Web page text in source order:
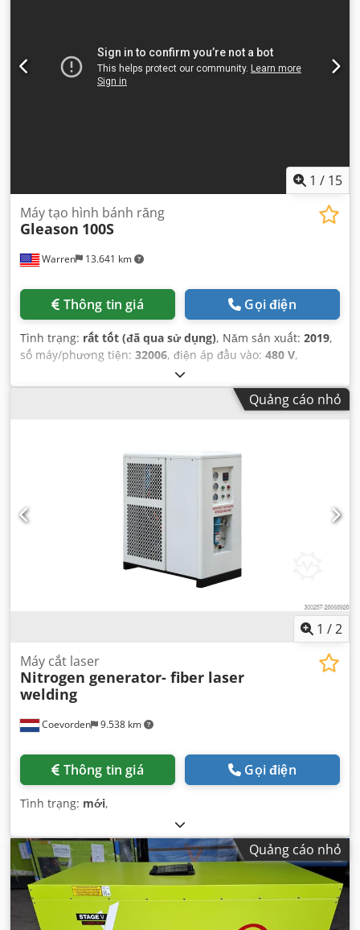
1 / 15
Warren 13.641 km
Máy tạo hình bánh răng
Gleason 100S
Thông tin giá Gọi điện
Tình trạng: rất tốt (đã qua sử dụng), Năm sản xuất: 2019,
số máy/phương tiện: 32006, điện áp đầu vào: 480 V,
Quảng cáo nhỏ
1 /2
Coevorden 9.538 km
Máy cắt laser
Nitrogen generator- fiber laser
welding
Thông tin giá Gọi điện
Tình trạng: mới,
Quảng cáo nhỏ